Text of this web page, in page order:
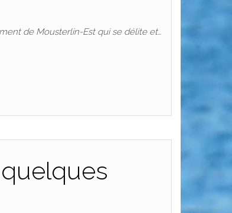
de Mousterlin-Est qui se délite et…